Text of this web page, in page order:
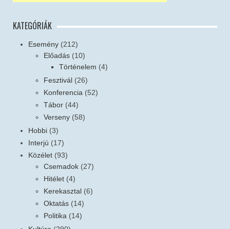
KATEGÓRIÁK
Esemény (212)
Előadás (10)
Történelem (4)
Fesztivál (26)
Konferencia (52)
Tábor (44)
Verseny (58)
Hobbi (3)
Interjú (17)
Közélet (93)
Csemadok (27)
Hitélet (4)
Kerekasztal (6)
Oktatás (14)
Politika (14)